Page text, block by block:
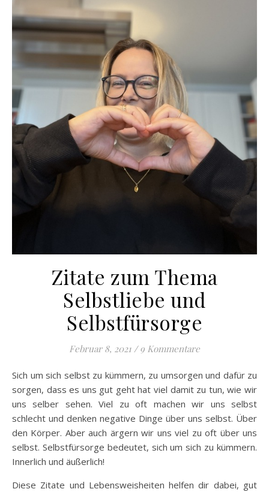
Zitate zum Thema
Selbstliebe und
Selbstfürsorge
Februar 8, 2021 / 9 Kommentare
Sich um sich selbst zu kümmern, zu umsorgen und dafür zu
sorgen, dass es uns gut geht hat viel damit zu tun, wie wir
uns selber sehen. Viel zu oft machen wir uns selbst
schlecht und denken negative Dinge über uns selbst. Über
den Körper. Aber auch ärgern wir uns viel zu oft über uns
selbst. Selbstfürsorge bedeutet, sich um sich zu kümmern.
Innerlich und äußerlich!
Diese Zitate und Lebensweisheiten helfen dir dabei, gut